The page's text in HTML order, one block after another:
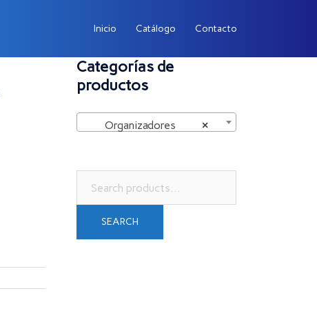
Inicio Catálogo Contacto
Categorías de
productos
×
Organizadores
for:
SEARCH